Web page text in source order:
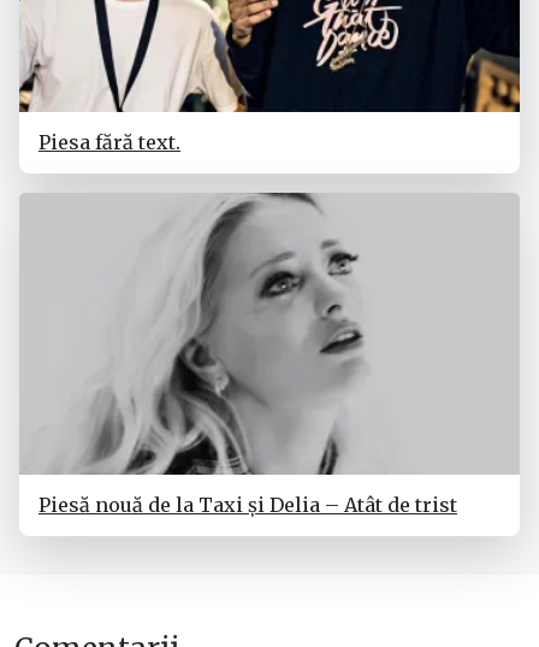
Piesa fără text.
Piesă nouă de la Taxi și Delia – Atât de trist